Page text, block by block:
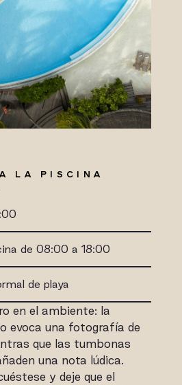
LA PISCINA
de 08:00 a 18:00
de playa
en el ambiente: la
evoca una fotografía de
que las tumbonas
una nota lúdica.
y deje que el